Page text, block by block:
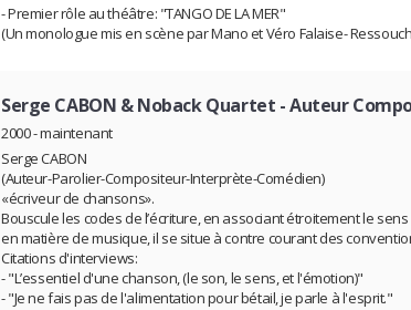
- Premier rôle au théâtre: "TANGO DE LA MER"
(Un monologue mis en scène par Mano et Véro Falaise-
Serge CABON & Noback Quartet - Auteur
2000 - maintenant
Serge CABON
(Auteur-Parolier-Compositeur-Interprète-Comédien)
«écriveur de chansons».
Bouscule les codes de l’écriture, en associant étroitement le
en matière de musique, il se situe à contre courant des
Citations d'interviews:
- "L’essentiel d'une chanson, (le son, le sens, et l'émotion)"
- "Je ne fais pas de l'alimentation pour bétail, je parle à l'esprit."